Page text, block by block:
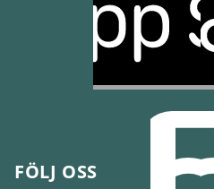
FÖLJ OSS